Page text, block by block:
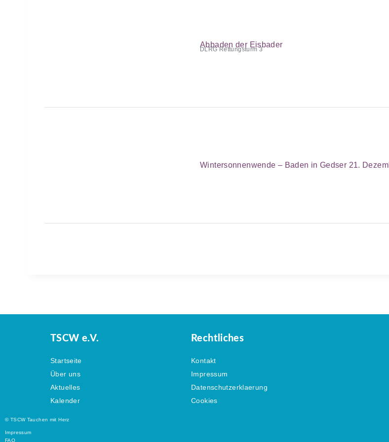
Abbaden der Eisbader
DLRG Rettungsturm 3
Wintersonnenwende – Baden in Gedser 21.
TSCW e.V.
Startseite
Über uns
Aktuelles
Kalender
Rechtliches
Kontakt
Impressum
Datenschutzerklaerung
Cookies
© TSCW Tauchen mit Herz
Impressum
FAQ